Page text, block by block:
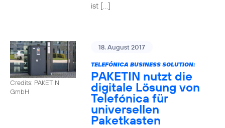
ist […]
Credits: PAKETIN
GmbH
18. August 2017
TELEFÓNICA BUSINESS SOLUTION:
PAKETIN nutzt die
digitale Lösung von
Telefónica für
universellen
Paketkasten